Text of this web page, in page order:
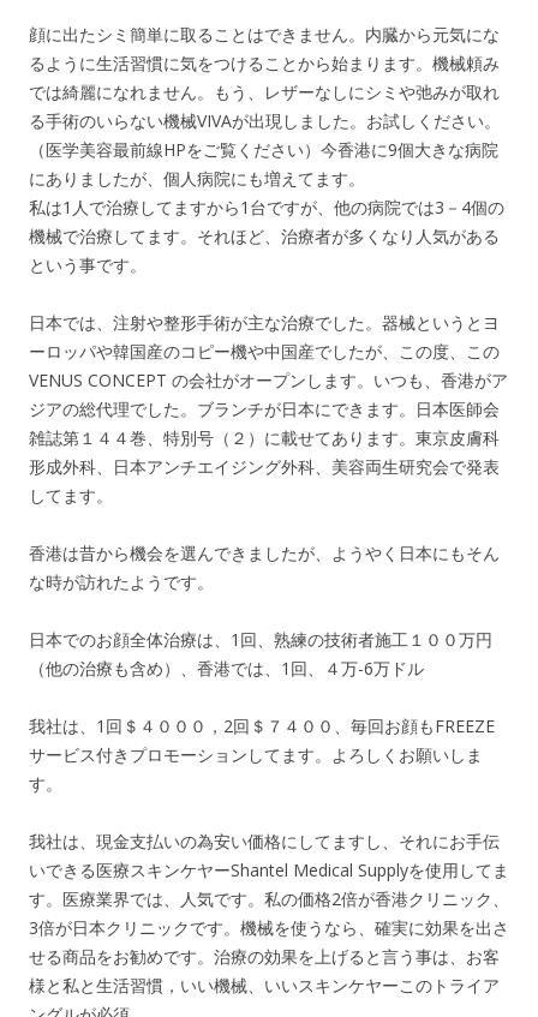
顔に出たシミ簡単に取ることはできません。内臓から元気にな
るように生活習慣に気をつけることから始まります。機械頼み
では綺麗になれません。もう、レザーなしにシミや弛みが取れ
る手術のいらない機械VIVAが出現しました。お試しください。
（医学美容最前線HPをご覧ください）今香港に9個大きな病院
にありましたが、個人病院にも増えてます。
私は1人で治療してますから1台ですが、他の病院では3－4個の
機械で治療してます。それほど、治療者が多くなり人気がある
という事です。
日本では、注射や整形手術が主な治療でした。器械というとヨ
ーロッパや韓国産のコピー機や中国産でしたが、この度、この
VENUS CONCEPT の会社がオープンします。いつも、香港がア
ジアの総代理でした。ブランチが日本にできます。日本医師会
雑誌第１４４巻、特別号（２）に載せてあります。東京皮膚科
形成外科、日本アンチエイジング外科、美容両生研究会で発表
してます。
香港は昔から機会を選んできましたが、ようやく日本にもそん
な時が訪れたようです。
日本でのお顔全体治療は、1回、熟練の技術者施工１００万円
（他の治療も含め）、香港では、1回、４万-6万ドル
我社は、1回＄４０００，2回＄７４００、毎回お顔もFREEZE
サービス付きプロモーションしてます。よろしくお願いしま
す。
我社は、現金支払いの為安い価格にしてますし、それにお手伝
いできる医療スキンケヤーShantel Medical Supplyを使用してま
す。医療業界では、人気です。私の価格2倍が香港クリニック、
3倍が日本クリニックです。機械を使うなら、確実に効果を出さ
せる商品をお勧めです。治療の効果を上げると言う事は、お客
様と私と生活習慣，いい機械、いいスキンケヤーこのトライア